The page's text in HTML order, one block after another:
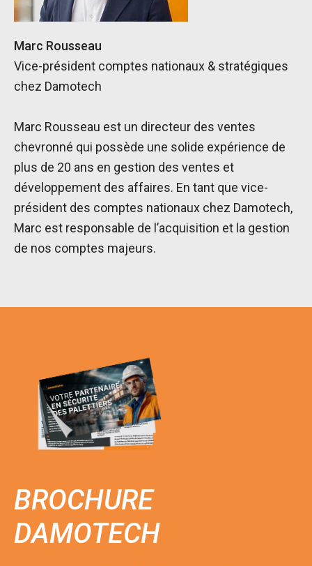
Marc Rousseau
Vice-président comptes nationaux & stratégiques
chez Damotech
Marc Rousseau est un directeur des ventes
chevronné qui possède une solide expérience de
plus de 20 ans en gestion des ventes et
développement des affaires. En tant que vice-
président des comptes nationaux chez Damotech,
Marc est responsable de l’acquisition et la gestion
de nos comptes majeurs.
BROCHURE
DAMOTECH